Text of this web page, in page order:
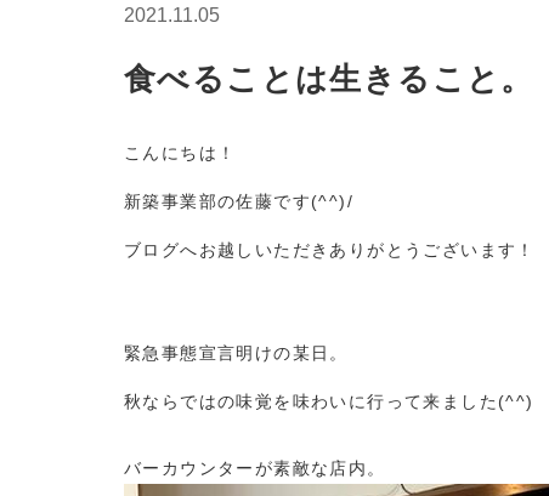
2021.11.05
食べることは生きること。
こんにちは！
新築事業部の佐藤です(^^)/
ブログへお越しいただきありがとうございます！
緊急事態宣言明けの某日。
秋ならではの味覚を味わいに行って来ました(^^)
バーカウンターが素敵な店内。